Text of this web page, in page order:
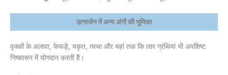
उत्सर्जन में अन्य अंगों की भूमिका
वृक्कों के अलावा, फेफड़े, यकृत, त्वचा और यहां तक कि लार ग्रंथियां भी अपशिष्ट
निष्कासन में योगदान करती हैं।